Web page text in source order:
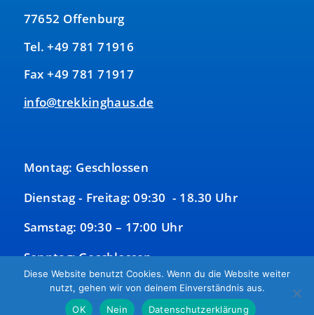
77652 Offenburg
Tel. +49 781 71916
Fax +49 781 71917
info@trekkinghaus.de
Montag: Geschlossen
Dienstag - Freitag: 09:30 - 18.30 Uhr
Samstag: 09:30 – 17:00 Uhr
Sonntag: Geschlossen
Diese Website benutzt Cookies. Wenn du die Website weiter
nutzt, gehen wir von deinem Einverständnis aus.
OK
Nein Datenschutzerklärung